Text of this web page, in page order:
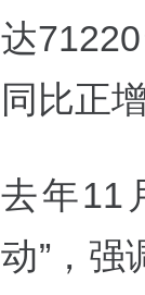
达
同比正
去年11
动”，强